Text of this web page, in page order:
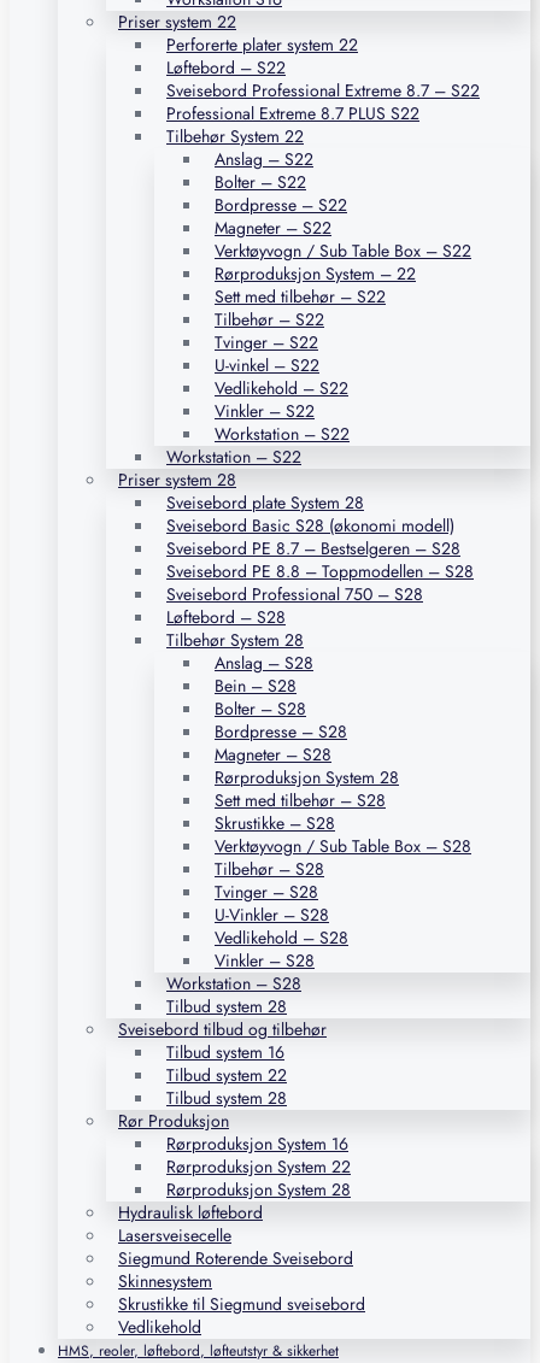
Priser system 22
Perforerte plater system 22
Løftebord – S22
Sveisebord Professional Extreme 8.7 – S22
Professional Extreme 8.7 PLUS S22
Tilbehør System 22
Anslag – S22
Bolter – S22
Bordpresse – S22
Magneter – S22
Verktøyvogn / Sub Table Box – S22
Rørproduksjon System – 22
Sett med tilbehør – S22
Tilbehør – S22
Tvinger – S22
U-vinkel – S22
Vedlikehold – S22
Vinkler – S22
Workstation – S22
Workstation – S22
Priser system 28
Sveisebord plate System 28
Sveisebord Basic S28 (økonomi modell)
Sveisebord PE 8.7 – Bestselgeren – S28
Sveisebord PE 8.8 – Toppmodellen – S28
Sveisebord Professional 750 – S28
Løftebord – S28
Tilbehør System 28
Anslag – S28
Bein – S28
Bolter – S28
Bordpresse – S28
Magneter – S28
Rørproduksjon System 28
Sett med tilbehør – S28
Skrustikke – S28
Verktøyvogn / Sub Table Box – S28
Tilbehør – S28
Tvinger – S28
U-Vinkler – S28
Vedlikehold – S28
Vinkler – S28
Workstation – S28
Tilbud system 28
Sveisebord tilbud og tilbehør
Tilbud system 16
Tilbud system 22
Tilbud system 28
Rør Produksjon
Rørproduksjon System 16
Rørproduksjon System 22
Rørproduksjon System 28
Hydraulisk løftebord
Lasersveisecelle
Siegmund Roterende Sveisebord
Skinnesystem
Skrustikke til Siegmund sveisebord
Vedlikehold
HMS, reoler, løftebord, løfteutstyr & sikkerhet